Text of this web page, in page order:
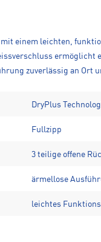
einem leichten,
zuverlässig an Ort
DryPlus
Fullzipp
3 teilige offene
ärmellose
leichtes